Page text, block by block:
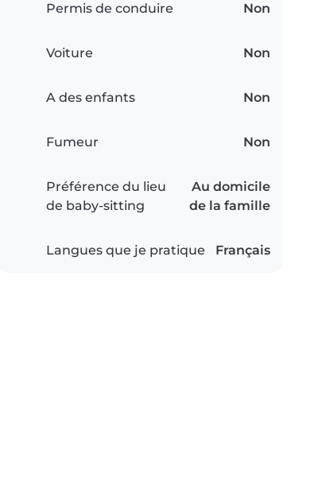
Permis de conduire Non
Voiture Non
A des enfants Non
Fumeur Non
Préférence du lieu
de baby-sitting
Au domicile
de la famille
Langues que je pratique Français